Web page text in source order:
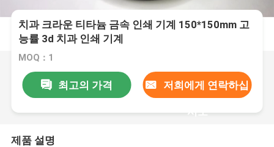
치과 크라운 티타늄 금속 인쇄 기계 150*150mm 고
능률 3d 치과 인쇄 기계
MOQ：1
최고의 가격 저희에게 연락하십
시오
제품 설명